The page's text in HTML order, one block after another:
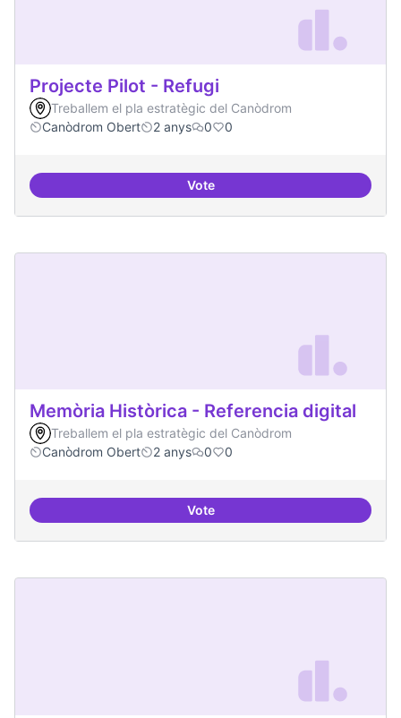
Projecte Pilot - Refugi
Treballem el pla estratègic del Canòdrom
Canòdrom Obert
2 anys 0 0
VoteProjecte Pilot - Refugi
Memòria Històrica - Referencia digital
Treballem el pla estratègic del Canòdrom
Canòdrom Obert
2 anys 0 0
VoteMemòria Històrica - Referencia